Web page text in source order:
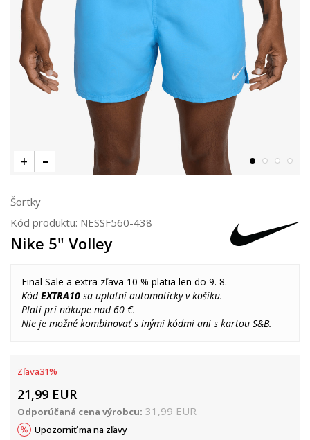
Šortky
Kód produktu: NESSF560-438
Nike 5" Volley
Final Sale a extra zľava 10 % platia len do 9. 8.
KódEXTRA10 sa uplatní automaticky v košíku.
Platí pri nákupe nad 60 €.
Nie je možné kombinovať s inými kódmi ani s kartou S&B.
Zľava31%
21,99 EUR
Odporúčaná cena výrobcu: 31,99 EUR
Upozorniť ma na zľavy